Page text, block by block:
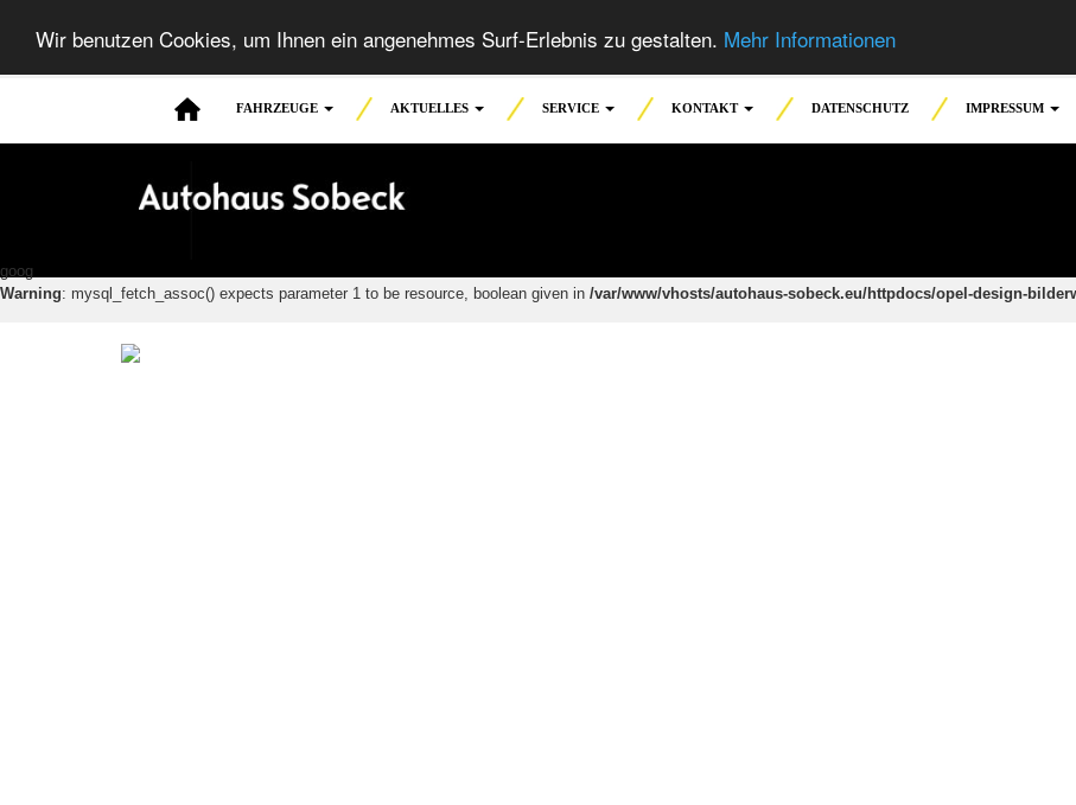
Wir benutzen Cookies, um Ihnen ein angenehmes Surf-Erlebnis zu gestalten. Mehr Informationen
FAHRZEUGE AKTUELLES SERVICE KONTAKT DATENSCHUTZ IMPRESSUM
goog
Warning: mysql_fetch_assoc() expects parameter 1 to be resource, boolean given in /var/www/vhosts/autohaus-sobeck.eu/httpdocs/opel-design-